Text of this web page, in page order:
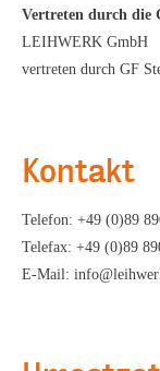
Vertreten durch die
LEIHWERK GmbH
vertreten durch GF
Kontakt
Telefon: +49 (0)89
Telefax: +49 (0)89
E-Mail: